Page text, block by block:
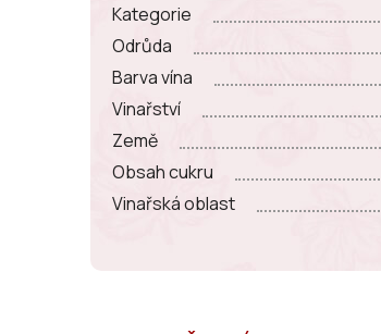
Kategorie
Odrůda
Barva vína
Vinařství
Země
Obsah cukru
Vinařská oblast